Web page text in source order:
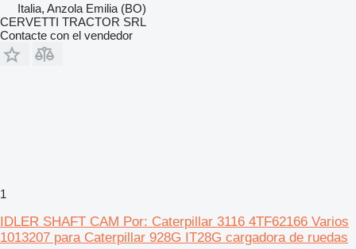
Italia, Anzola Emilia (BO)
CERVETTI TRACTOR SRL
Contacte con el vendedor
1
IDLER SHAFT CAM Por: Caterpillar 3116 4TF62166 Varios
1013207 para Caterpillar 928G IT28G cargadora de ruedas